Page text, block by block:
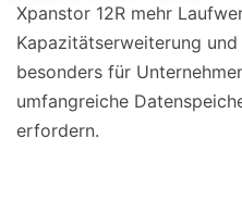
Xpanstor 12R mehr
Kapazitätserweiterung
besonders für
umfangreiche
erfordern.